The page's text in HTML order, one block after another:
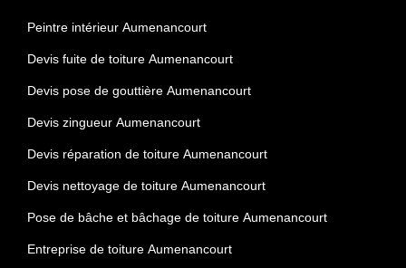
Peintre intérieur Aumenancourt
Devis fuite de toiture Aumenancourt
Devis pose de gouttière Aumenancourt
Devis zingueur Aumenancourt
Devis réparation de toiture Aumenancourt
Devis nettoyage de toiture Aumenancourt
Pose de bâche et bâchage de toiture Aumenancourt
Entreprise de toiture Aumenancourt